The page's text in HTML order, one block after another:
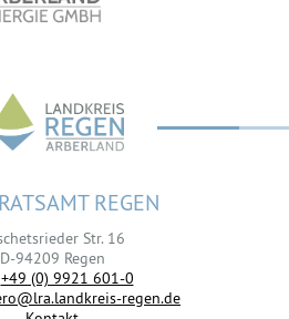
REGEN
Str. 16
D-94209 Regen
+49 (0) 9921 601-0
regen.de